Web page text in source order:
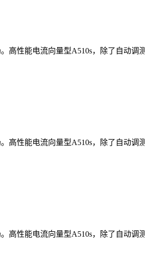
性能电流向量型A510s，除了自动调
性能电流向量型A510s，除了自动调
性能电流向量型A510s，除了自动调